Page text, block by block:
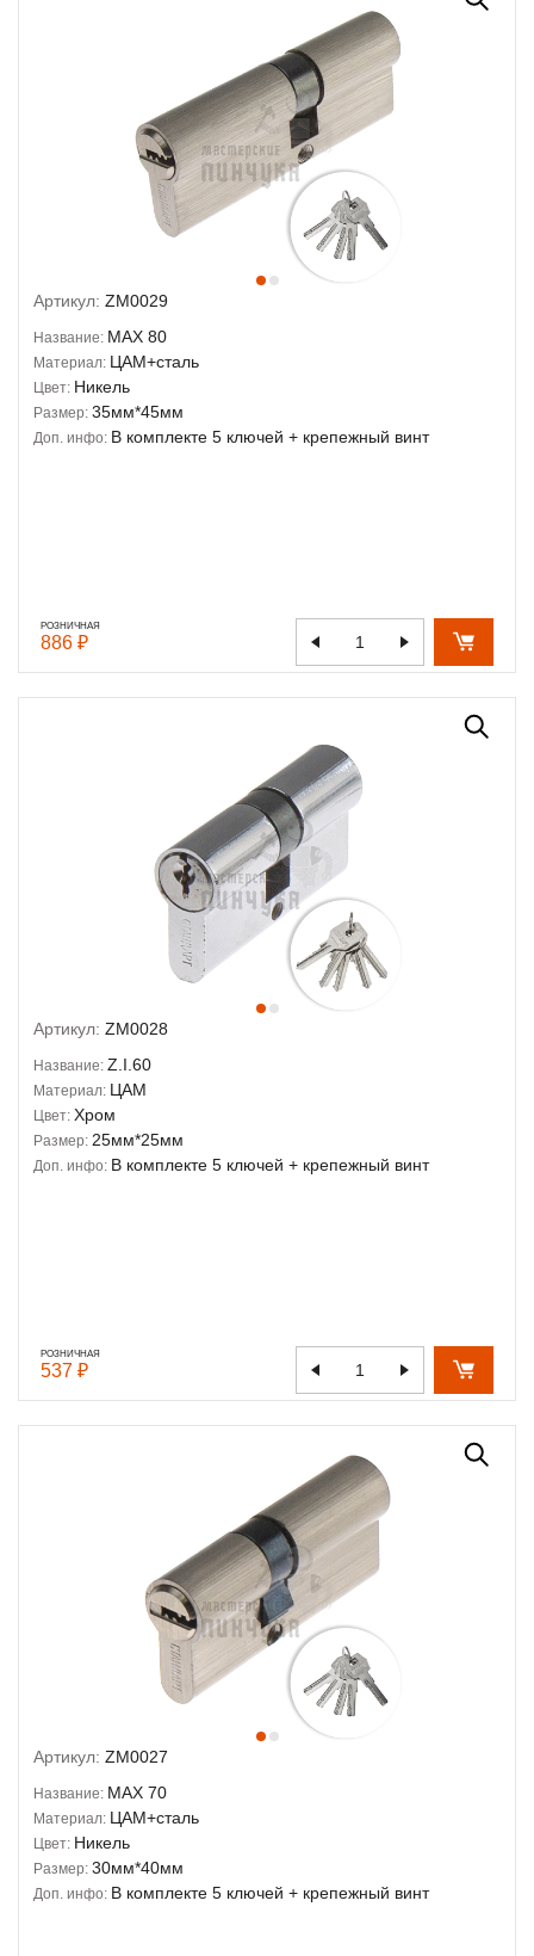
Артикул: ZM0029
Название: MAX 80
Материал: ЦАМ+сталь
Цвет: Никель
Размер: 35мм*45мм
Доп. инфо: В комплекте 5 ключей + крепежный винт
РОЗНИЧНАЯ
886 ₽
Артикул: ZM0028
Название: Z.I.60
Материал: ЦАМ
Цвет: Хром
Размер: 25мм*25мм
Доп. инфо: В комплекте 5 ключей + крепежный винт
РОЗНИЧНАЯ
537 ₽
Артикул: ZM0027
Название: MAX 70
Материал: ЦАМ+сталь
Цвет: Никель
Размер: 30мм*40мм
Доп. инфо: В комплекте 5 ключей + крепежный винт